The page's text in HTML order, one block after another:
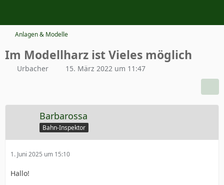
Anlagen & Modelle
Im Modellharz ist Vieles möglich
Urbacher 15. März 2022 um 11:47
Barbarossa
Bahn-Inspektor
1. Juni 2025 um 15:10
Hallo!